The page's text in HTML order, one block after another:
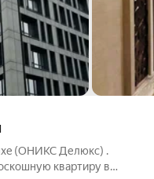
(ОНИКС Делюкс) .
квартиру в